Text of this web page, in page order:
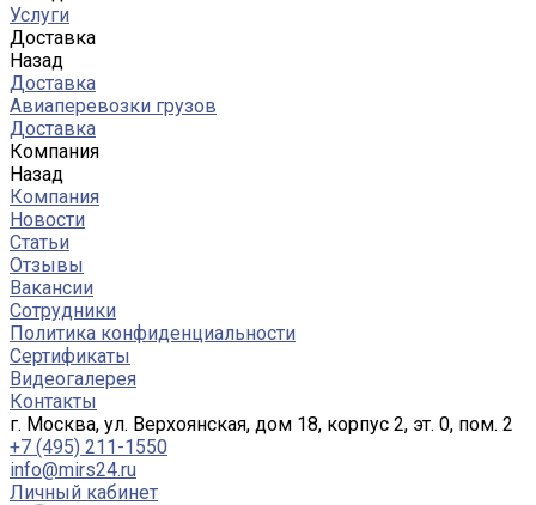
Услуги
Доставка
Назад
Доставка
Авиаперевозки грузов
Доставка
Компания
Назад
Компания
Новости
Статьи
Отзывы
Вакансии
Сотрудники
Политика конфиденциальности
Сертификаты
Видеогалерея
Контакты
г. Москва, ул. Верхоянская, дом 18, корпус 2, эт. 0, пом. 2
+7 (495) 211-1550
info@mirs24.ru
Личный кабинет